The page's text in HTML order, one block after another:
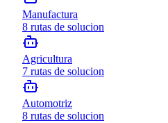
Manufactura
8 rutas de solucion
Agricultura
7 rutas de solucion
Automotriz
8 rutas de solucion